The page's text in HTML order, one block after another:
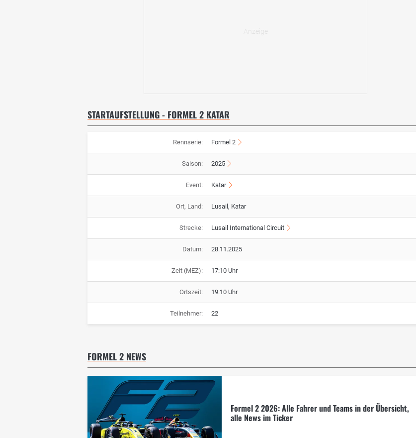
STARTAUFSTELLUNG - FORMEL 2 KATAR
Rennserie: Formel 2
Saison: 2025
Event: Katar
Ort, Land: Lusail, Katar
Strecke: Lusail International Circuit
Datum: 28.11.2025
Zeit (MEZ): 17:10 Uhr
Ortszeit: 19:10 Uhr
Teilnehmer: 22
FORMEL 2 NEWS
Formel 2 2026: Alle Fahrer und Teams in der Übersicht,
alle News im Ticker